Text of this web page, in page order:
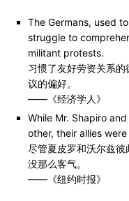
The Germans, used to
struggle to
militant protests.
习惯了友好劳资关系
议的偏好。
——《经济学人》
While Mr. Shapiro
other, their allies
尽管夏皮罗和沃尔兹
没那么客气。
——《纽约时报》